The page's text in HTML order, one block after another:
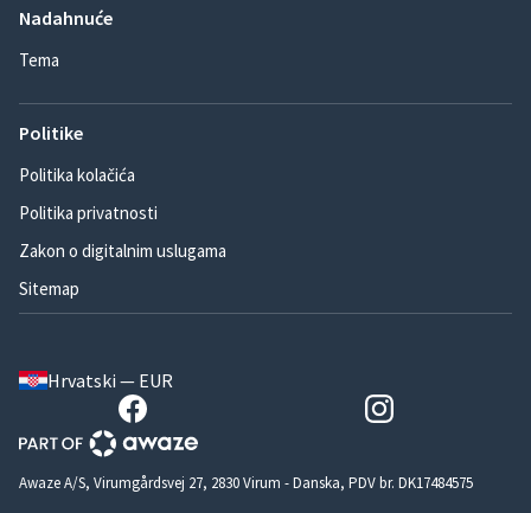
Nadahnuće
Tema
Politike
Politika kolačića
Politika privatnosti
Zakon o digitalnim uslugama
Sitemap
Hrvatski — EUR
Awaze A/S, Virumgårdsvej 27, 2830 Virum - Danska, PDV br. DK17484575